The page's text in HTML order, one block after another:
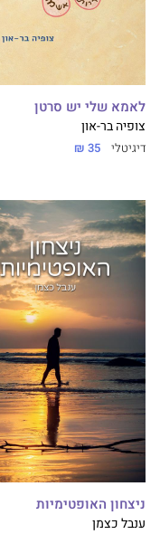
לאמא שלי יש סרטן
צופיה בר-און
דיגיטלי 35 ₪
ניצחון האופטימיות
ענבל כצמן